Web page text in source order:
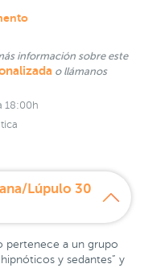
información sobre este
o llámanos
18:00h
Lúpulo 30
pertenece a un grupo
y sedantes” y